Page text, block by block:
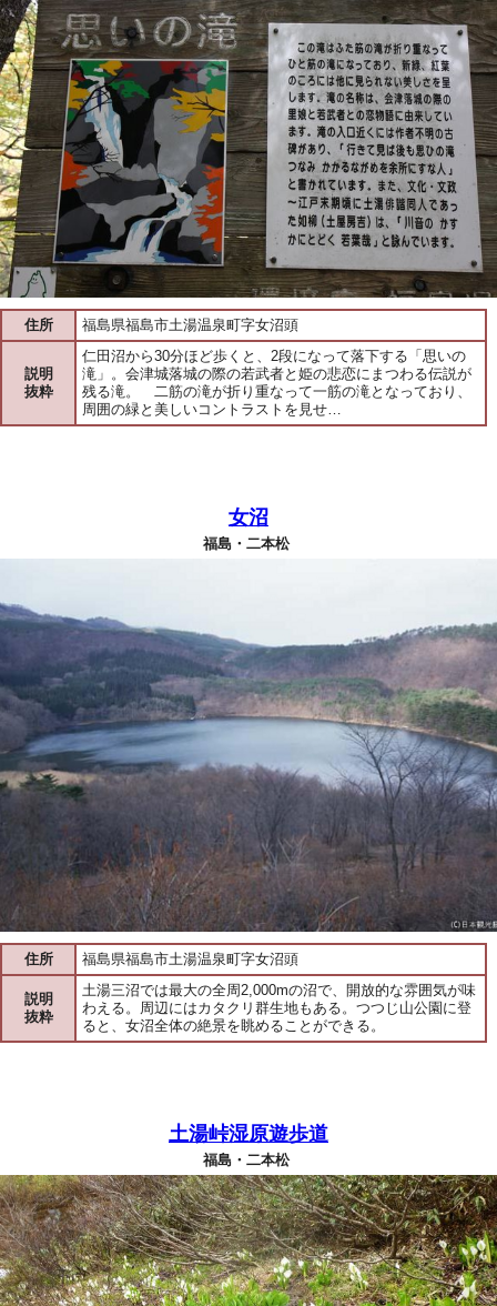
住所 福島県福島市土湯温泉町字女沼頭
説明
抜粋
仁田沼から30分ほど歩くと、2段になって落下する「思いの
滝」。会津城落城の際の若武者と姫の悲恋にまつわる伝説が
残る滝。 二筋の滝が折り重なって一筋の滝となっており、
周囲の緑と美しいコントラストを見せ…
女沼
福島・二本松
住所 福島県福島市土湯温泉町字女沼頭
説明
抜粋
土湯三沼では最大の全周2,000mの沼で、開放的な雰囲気が味
わえる。周辺にはカタクリ群生地もある。つつじ山公園に登
ると、女沼全体の絶景を眺めることができる。
土湯峠湿原遊歩道
福島・二本松